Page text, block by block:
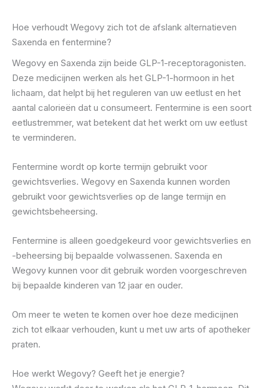
Hoe verhoudt Wegovy zich tot de afslank alternatieven
Saxenda en fentermine?
Wegovy en Saxenda zijn beide GLP-1-receptoragonisten.
Deze medicijnen werken als het GLP-1-hormoon in het
lichaam, dat helpt bij het reguleren van uw eetlust en het
aantal calorieën dat u consumeert. Fentermine is een soort
eetlustremmer, wat betekent dat het werkt om uw eetlust
te verminderen.
Fentermine wordt op korte termijn gebruikt voor
gewichtsverlies. Wegovy en Saxenda kunnen worden
gebruikt voor gewichtsverlies op de lange termijn en
gewichtsbeheersing.
Fentermine is alleen goedgekeurd voor gewichtsverlies en
-beheersing bij bepaalde volwassenen. Saxenda en
Wegovy kunnen voor dit gebruik worden voorgeschreven
bij bepaalde kinderen van 12 jaar en ouder.
Om meer te weten te komen over hoe deze medicijnen
zich tot elkaar verhouden, kunt u met uw arts of apotheker
praten.
Hoe werkt Wegovy? Geeft het je energie?